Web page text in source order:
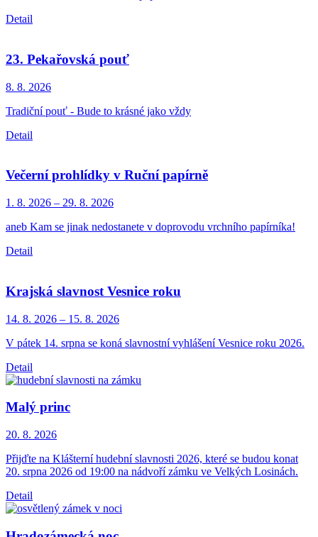
Detail
23. Pekařovská pouť
8. 8. 2026
Tradiční pouť - Bude to krásné jako vždy
Detail
Večerní prohlídky v Ruční papírně
1. 8. 2026 – 29. 8. 2026
aneb Kam se jinak nedostanete v doprovodu vrchního papírníka!
Detail
Krajská slavnost Vesnice roku
14. 8. 2026 – 15. 8. 2026
V pátek 14. srpna se koná slavnostní vyhlášení Vesnice roku 2026.
Detail
Malý princ
20. 8. 2026
Přijďte na Klášterní hudební slavnosti 2026, které se budou konat
20. srpna 2026 od 19:00 na nádvoří zámku ve Velkých Losinách.
Detail